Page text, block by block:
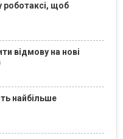
роботаксі, щоб
відмову на нові
найбільше